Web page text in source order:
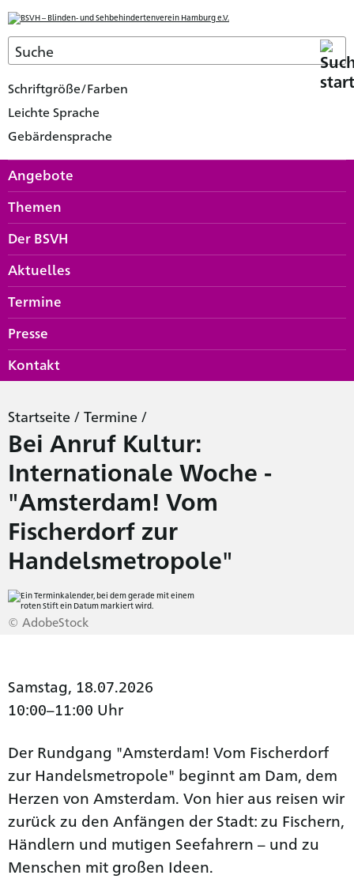
Schriftgröße/Farben
Leichte Sprache
Gebärdensprache
Angebote
Themen
Der BSVH
Aktuelles
Termine
Presse
Kontakt
Startseite / Termine /
Bei Anruf Kultur:
Internationale Woche -
"Amsterdam! Vom
Fischerdorf zur
Handelsmetropole"
© AdobeStock
Samstag, 18.07.2026
10:00–11:00 Uhr
Der Rundgang "Amsterdam! Vom Fischerdorf
zur Handelsmetropole" beginnt am Dam, dem
Herzen von Amsterdam. Von hier aus reisen wir
zurück zu den Anfängen der Stadt: zu Fischern,
Händlern und mutigen Seefahrern – und zu
Menschen mit großen Ideen.